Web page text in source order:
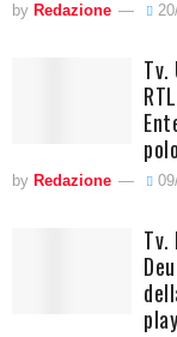
by Redazione
Tv.
by Redazione
Tv.